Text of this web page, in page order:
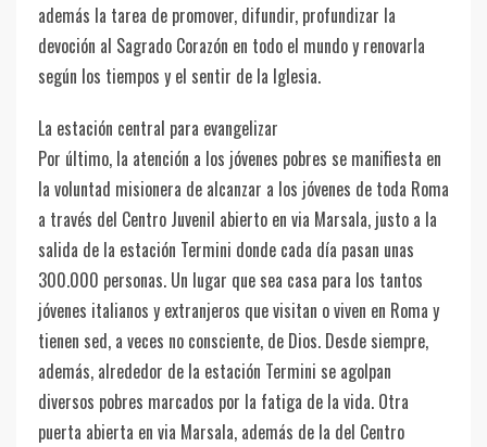
además la tarea de promover, difundir, profundizar la
devoción al Sagrado Corazón en todo el mundo y renovarla
según los tiempos y el sentir de la Iglesia.
La estación central para evangelizar
Por último, la atención a los jóvenes pobres se manifiesta en
la voluntad misionera de alcanzar a los jóvenes de toda Roma
a través del Centro Juvenil abierto en via Marsala, justo a la
salida de la estación Termini donde cada día pasan unas
300.000 personas. Un lugar que sea casa para los tantos
jóvenes italianos y extranjeros que visitan o viven en Roma y
tienen sed, a veces no consciente, de Dios. Desde siempre,
además, alrededor de la estación Termini se agolpan
diversos pobres marcados por la fatiga de la vida. Otra
puerta abierta en via Marsala, además de la del Centro